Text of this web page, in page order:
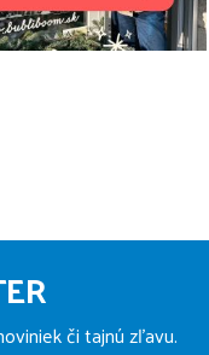
či tajnú zľavu.